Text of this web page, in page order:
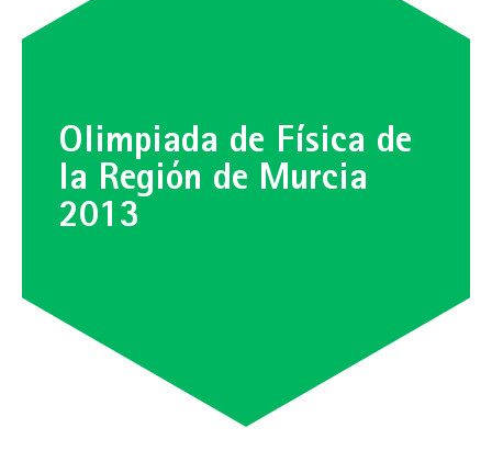
Olimpiada de Física de
la Región de Murcia
2013